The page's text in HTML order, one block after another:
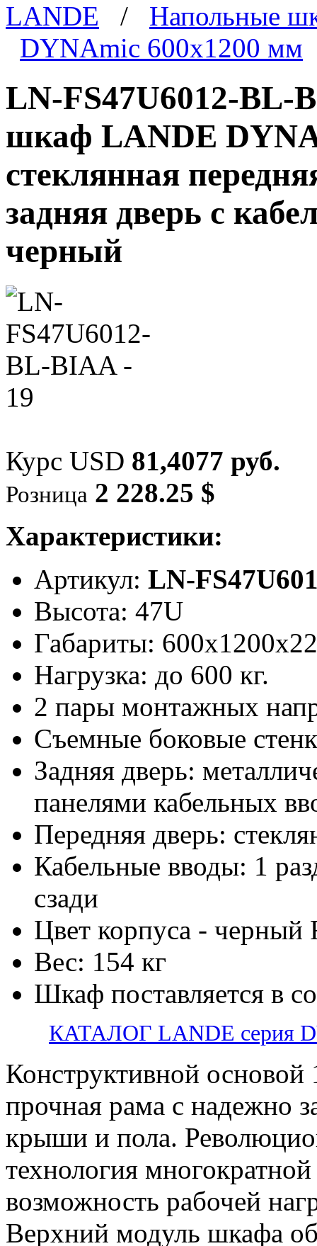
LANDE / Напольные
DYNAmic 600x1200 мм
LN-FS47U6012-BL-
шкаф LANDE
стеклянная
задняя дверь с
черный
Курс USD 81,4077 руб.
Розница 2 228.25 $
Характеристики:
Артикул: LN-
Высота: 47U
Габариты:
Нагрузка: до 600 кг.
2 пары монтажных
Съемные боковые
Задняя дверь:
панелями кабельных
Передняя дверь:
Кабельные вводы: 1
сзади
Цвет корпуса - черный
Вес: 154 кг
Шкаф поставляется в
КАТАЛОГ LANDE серия
Конструктивной
прочная рама с надежно
крыши и пола.
технология
возможность рабочей
Верхний модуль шкафа